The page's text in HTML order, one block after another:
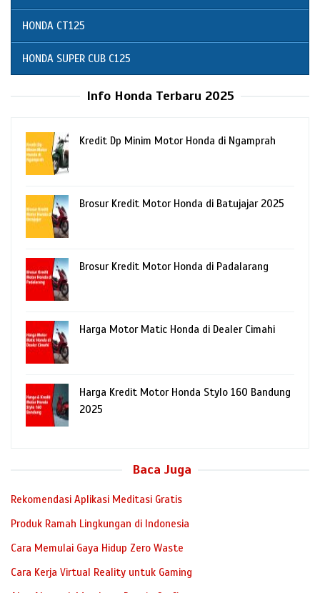
HONDA CT125
HONDA SUPER CUB C125
Info Honda Terbaru 2025
Kredit Dp Minim Motor Honda di Ngamprah
Brosur Kredit Motor Honda di Batujajar 2025
Brosur Kredit Motor Honda di Padalarang
Harga Motor Matic Honda di Dealer Cimahi
Harga Kredit Motor Honda Stylo 160 Bandung
2025
Baca Juga
Rekomendasi Aplikasi Meditasi Gratis
Produk Ramah Lingkungan di Indonesia
Cara Memulai Gaya Hidup Zero Waste
Cara Kerja Virtual Reality untuk Gaming